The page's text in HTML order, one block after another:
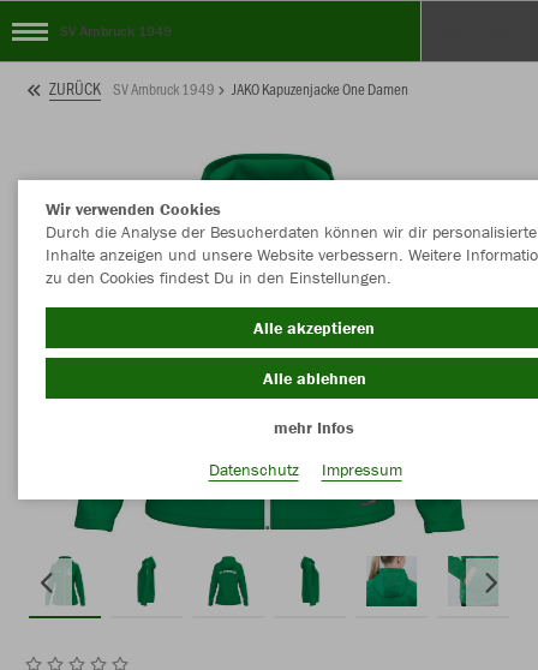
SV Arnbruck 1949
ZURÜCK SV Arnbruck 1949 JAKO Kapuzenjacke One Damen
Wir verwenden Cookies
Durch die Analyse der Besucherdaten können wir dir personalisierte
Inhalte anzeigen und unsere Website verbessern. Weitere
zu den Cookies findest Du in den Einstellungen.
Alle akzeptieren
Alle ablehnen
mehr Infos
Datenschutz
Impressum